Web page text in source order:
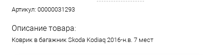
Артикул: 00000031293
Описание товара:
Коврик в багажник Skoda Kodiaq 2016-н.в. 7 мест